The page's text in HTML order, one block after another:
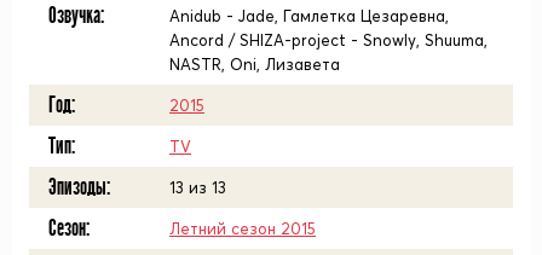
Озвучка:
Anidub - Jade, Гамлетка Цезаревна,
Ancord / SHIZA-project - Snowly, Shuuma,
NASTR, Oni, Лизавета
Год: 2015
Тип: TV
Эпизоды: 13 из 13
Сезон: Летний сезон 2015